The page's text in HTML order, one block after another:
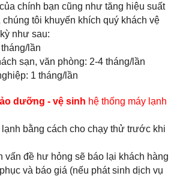
chính bạn cũng như tăng hiệu suất
tôi khuyến khích quý khách vệ
như sau:
lần
sạn, văn phòng: 2-4 tháng/lần
1 tháng/lần
dưỡng - vệ sinh hệ thống máy lạnh
lạnh bằng cách cho chạy thử trước khi
vấn đề hư hỏng sẽ báo lại khách hàng
và báo giá (nếu phát sinh dịch vụ